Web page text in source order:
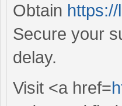
Obtain
Secure your
delay.
Visit <a href=